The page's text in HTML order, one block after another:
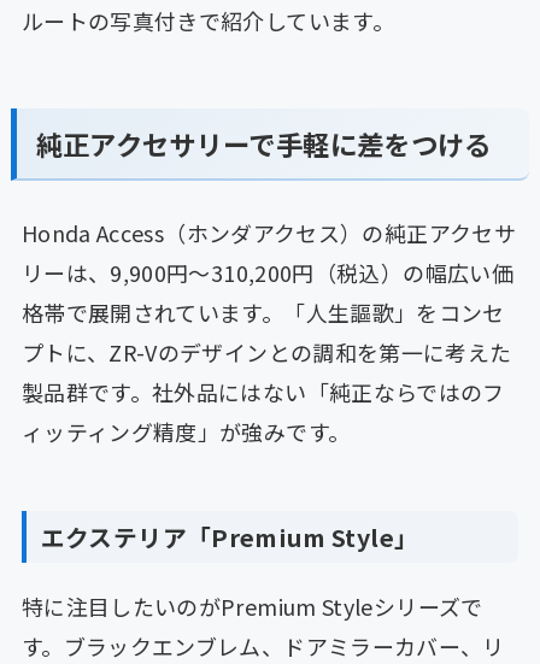
ルートの写真付きで紹介しています。
純正アクセサリーで手軽に差をつける
Honda Access（ホンダアクセス）の純正アクセサ
リーは、9,900円〜310,200円（税込）の幅広い価
格帯で展開されています。「人生謳歌」をコンセ
プトに、ZR-Vのデザインとの調和を第一に考えた
製品群です。社外品にはない「純正ならではのフ
ィッティング精度」が強みです。
エクステリア「Premium Style」
特に注目したいのがPremium Styleシリーズで
す。ブラックエンブレム、ドアミラーカバー、リ